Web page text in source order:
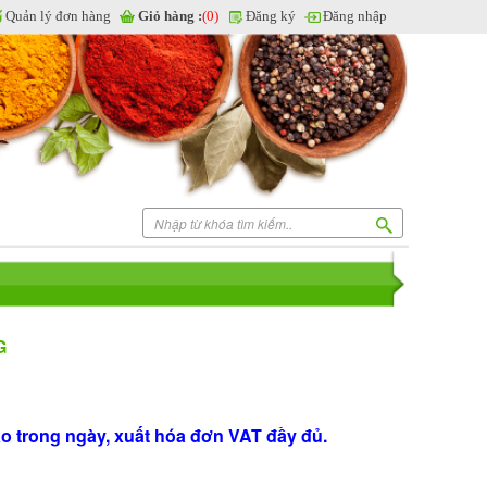
Quản lý đơn hàng Giỏ hàng :(0) Đăng ký Đăng nhập
trong ngày, xuất hóa đơn VAT đầy đủ.